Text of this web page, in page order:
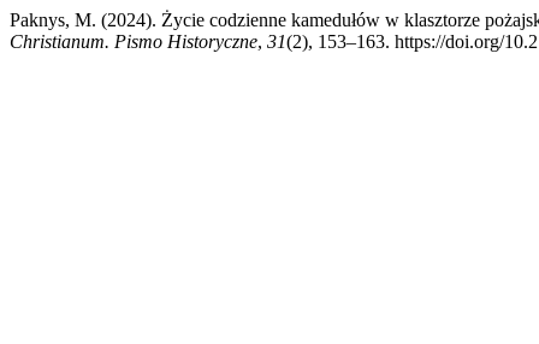
Paknys, M. (2024). Życie codzienne kamedułów w klasztorze
Christianum. Pismo Historyczne, 31(2), 153–163. https://doi.org/